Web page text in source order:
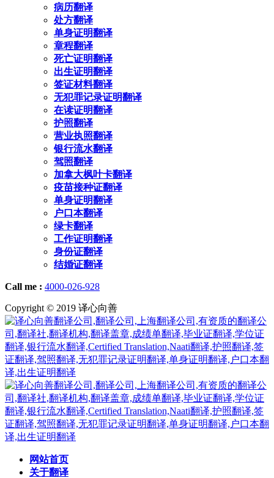
病历翻译
处方翻译
单身证明翻译
章程翻译
死亡证明翻译
出生证明翻译
签证材料翻译
无犯罪记录证明翻译
在读证明翻译
护照翻译
营业执照翻译
银行流水翻译
驾照翻译
加拿大枫叶卡翻译
疫苗接种证翻译
单身证明翻译
户口本翻译
绿卡翻译
工作证明翻译
身份证翻译
结婚证翻译
Call me : 4000-026-928
Copyright © 2019 译心向善
网站首页
关于翻译